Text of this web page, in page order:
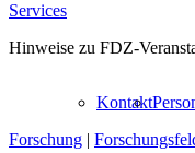
Services
Hinweise zu FDZ-
Kontakt
Forschung |